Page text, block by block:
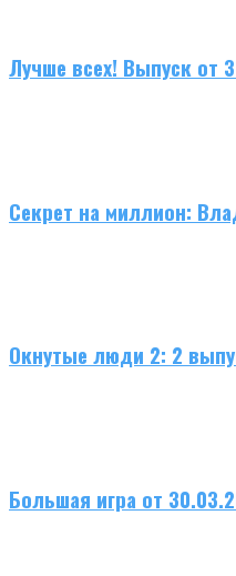
Лучше всех! Выпуск от
Секрет на миллион:
Окнутые люди 2: 2
Большая игра от